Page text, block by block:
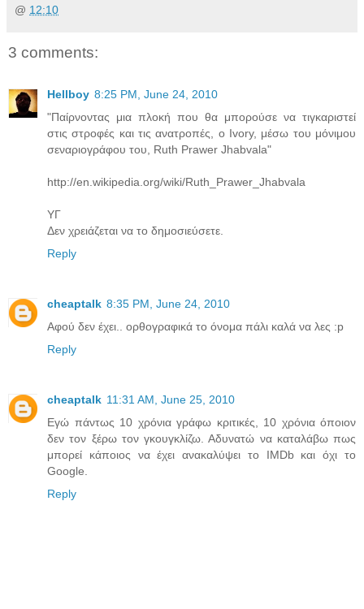
@ 12:10
3 comments:
Hellboy 8:25 PM, June 24, 2010
"Παίρνοντας μια πλοκή που θα μπορούσε να τιγκαριστεί
στις στροφές και τις ανατροπές, ο Ivory, μέσω του μόνιμου
σεναριογράφου του, Ruth Prawer Jhabvala"
http://en.wikipedia.org/wiki/Ruth_Prawer_Jhabvala
ΥΓ
Δεν χρειάζεται να το δημοσιεύσετε.
Reply
cheaptalk 8:35 PM, June 24, 2010
Αφού δεν έχει.. ορθογραφικά το όνομα πάλι καλά να λες :p
Reply
cheaptalk 11:31 AM, June 25, 2010
Εγώ πάντως 10 χρόνια γράφω κριτικές, 10 χρόνια όποιον
δεν τον ξέρω τον γκουγκλίζω. Αδυνατώ να καταλάβω πως
μπορεί κάποιος να έχει ανακαλύψει το IMDb και όχι το
Google.
Reply